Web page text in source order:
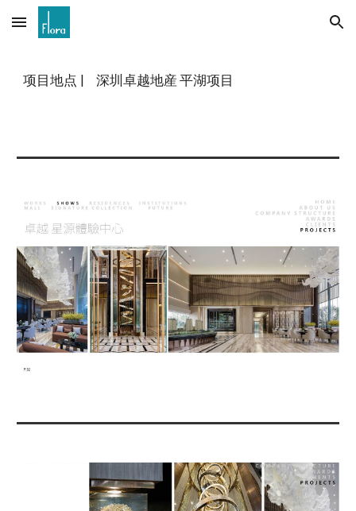
Skip to main content Skip to navigation
项目地点 | 深圳卓越地産 平湖项目